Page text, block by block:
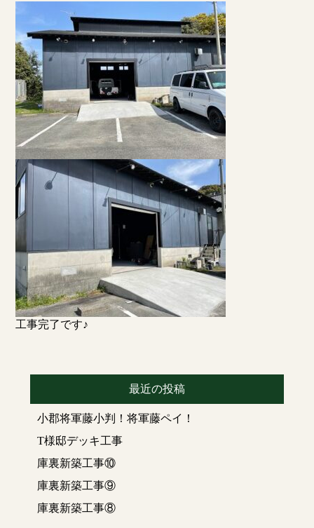
工事完了です♪
最近の投稿
小郡将軍藤小判！将軍藤ペイ！
T様邸デッキ工事
庫裏新築工事⑩
庫裏新築工事⑨
庫裏新築工事⑧